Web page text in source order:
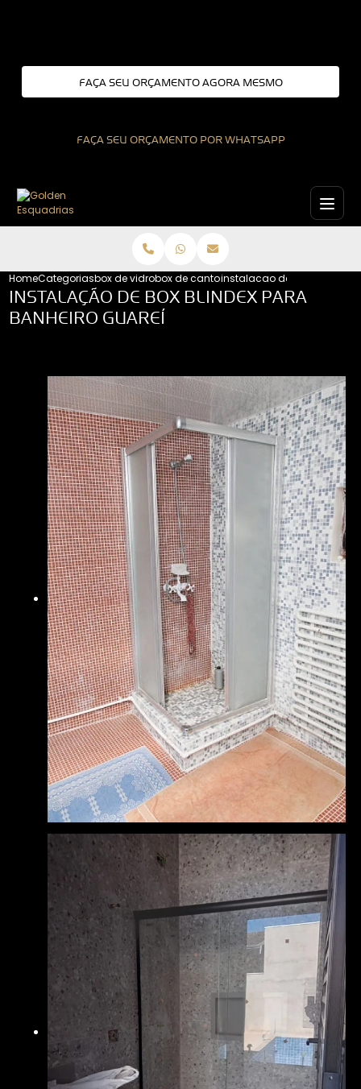
FAÇA SEU ORÇAMENTO AGORA MESMO
FAÇA SEU ORÇAMENTO POR WHATSAPP
HomeCategoriasbox de vidrobox de canto para banheiro
instalacao de box blindex
INSTALAÇÃO DE BOX BLINDEX PARA
BANHEIRO GUAREÍ